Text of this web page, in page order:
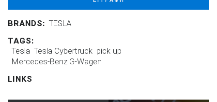
BRANDS: TESLA
TAGS:
Tesla Tesla Cybertruck pick-up
Mercedes-Benz G-Wagen
LINKS